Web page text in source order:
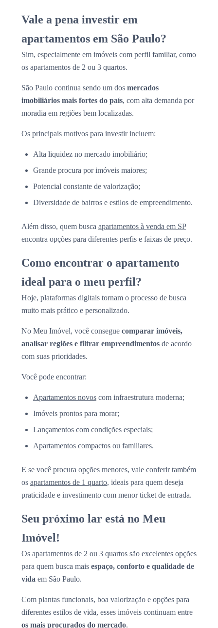
Vale a pena investir em
apartamentos em São Paulo?
Sim, especialmente em imóveis com perfil familiar, como
os apartamentos de 2 ou 3 quartos.
São Paulo continua sendo um dos mercados
imobiliários mais fortes do país, com alta demanda por
moradia em regiões bem localizadas.
Os principais motivos para investir incluem:
Alta liquidez no mercado imobiliário;
Grande procura por imóveis maiores;
Potencial constante de valorização;
Diversidade de bairros e estilos de empreendimento.
Além disso, quem busca apartamentos à venda em SP
encontra opções para diferentes perfis e faixas de preço.
Como encontrar o apartamento
ideal para o meu perfil?
Hoje, plataformas digitais tornam o processo de busca
muito mais prático e personalizado.
No Meu Imóvel, você consegue comparar imóveis,
analisar regiões e filtrar empreendimentos de acordo
com suas prioridades.
Você pode encontrar:
Apartamentos novos com infraestrutura moderna;
Imóveis prontos para morar;
Lançamentos com condições especiais;
Apartamentos compactos ou familiares.
E se você procura opções menores, vale conferir também
os apartamentos de 1 quarto, ideais para quem deseja
praticidade e investimento com menor ticket de entrada.
Seu próximo lar está no Meu
Imóvel!
Os apartamentos de 2 ou 3 quartos são excelentes opções
para quem busca mais espaço, conforto e qualidade de
vida em São Paulo.
Com plantas funcionais, boa valorização e opções para
diferentes estilos de vida, esses imóveis continuam entre
os mais procurados do mercado.